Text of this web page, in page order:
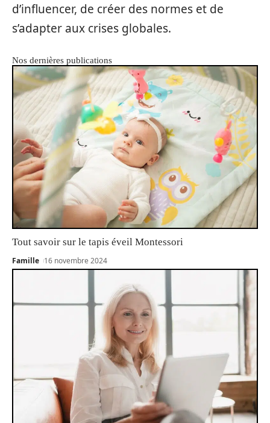
d’influencer, de créer des normes et de
s’adapter aux crises globales.
Nos dernières publications
Tout savoir sur le tapis éveil Montessori
Famille 16 novembre 2024